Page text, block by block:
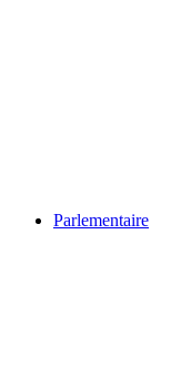
Parlementaire